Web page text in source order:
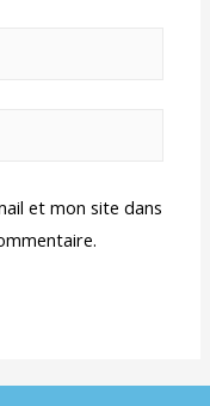
et mon site dans